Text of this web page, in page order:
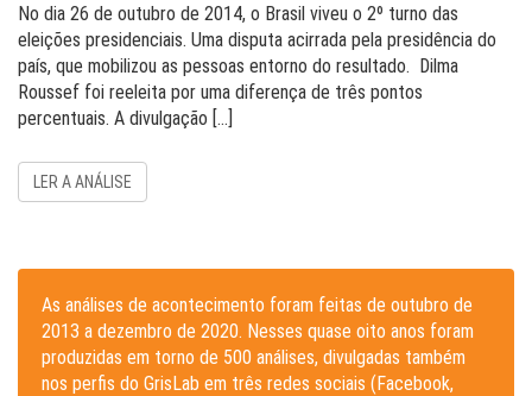
No dia 26 de outubro de 2014, o Brasil viveu o 2º turno das
eleições presidenciais. Uma disputa acirrada pela presidência do
país, que mobilizou as pessoas entorno do resultado. Dilma
Roussef foi reeleita por uma diferença de três pontos
percentuais. A divulgação […]
LER A ANÁLISE
As análises de acontecimento foram feitas de outubro de
2013 a dezembro de 2020. Nesses quase oito anos foram
produzidas em torno de 500 análises, divulgadas também
nos perfis do GrisLab em três redes sociais (Facebook,